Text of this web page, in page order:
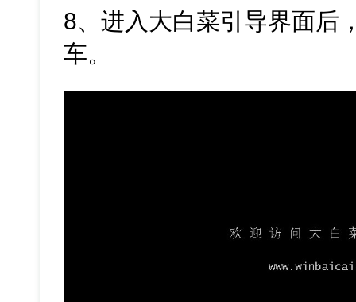
8、进入大白菜引导界面后
车。